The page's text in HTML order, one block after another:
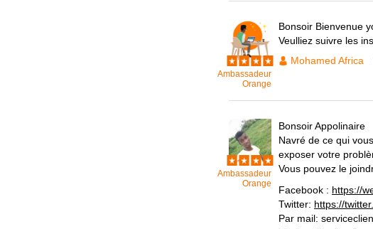
Ambassadeur
Orange
Bonsoir Bienvenue
Veulliez suivre les
Mohamed Africa
Ambassadeur
Orange
Bonsoir Appolinaire
Navré de ce qui
exposer votre
Vous pouvez le
Facebook : https://
Twitter: https://
Par mail: